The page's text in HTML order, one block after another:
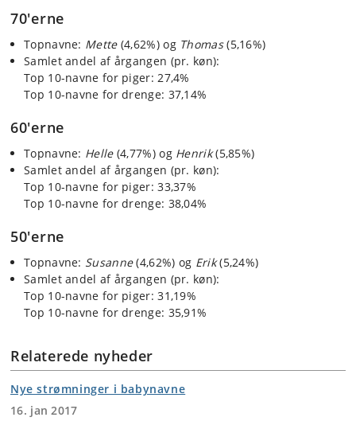
70'erne
Topnavne: Mette(4,62%) og Thomas(5,16%)
Samlet andel af årgangen (pr. køn):
Top 10-navne for piger: 27,4%
Top 10-navne for drenge: 37,14%
60'erne
Topnavne: Helle(4,77%) og Henrik(5,85%)
Samlet andel af årgangen (pr. køn):
Top 10-navne for piger: 33,37%
Top 10-navne for drenge: 38,04%
50'erne
Topnavne: Susanne(4,62%) og Erik(5,24%)
Samlet andel af årgangen (pr. køn):
Top 10-navne for piger: 31,19%
Top 10-navne for drenge: 35,91%
Relaterede nyheder
Nye strømninger i babynavne
16. jan 2017